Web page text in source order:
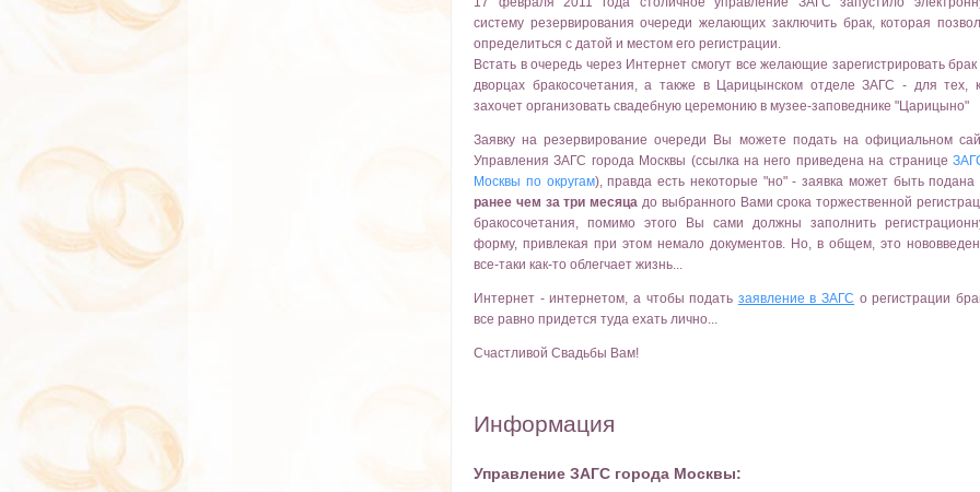
систему резервирования очереди желающих заключить брак, которая
определиться с датой и местом его регистрации.
Встать в очередь через Интернет смогут все желающие зарегистрировать брак
дворцах бракосочетания, а также в Царицынском отделе ЗАГС - для тех,
захочет организовать свадебную церемонию в музее-заповеднике "Царицыно"
Заявку на резервирование очереди Вы можете подать на официальном
Управления ЗАГС города Москвы (ссылка на него приведена на странице
Москвы по округам), правда есть некоторые "но" - заявка может быть подана
ранее чем за три месяца до выбранного Вами срока торжественной
бракосочетания, помимо этого Вы сами должны заполнить
форму, привлекая при этом немало документов. Но, в общем, это
все-таки как-то облегчает жизнь...
Интернет - интернетом, а чтобы подать заявление в ЗАГС о регистрации
все равно придется туда ехать лично...
Счастливой Свадьбы Вам!
Информация
Управление ЗАГС города Москвы: